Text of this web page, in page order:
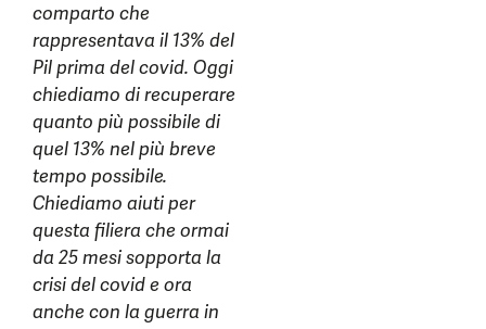
comparto che
rappresentava il 13% del
Pil prima del covid. Oggi
chiediamo di recuperare
quanto più possibile di
quel 13% nel più breve
tempo possibile.
Chiediamo aiuti per
questa filiera che ormai
da 25 mesi sopporta la
crisi del covid e ora
anche con la guerra in